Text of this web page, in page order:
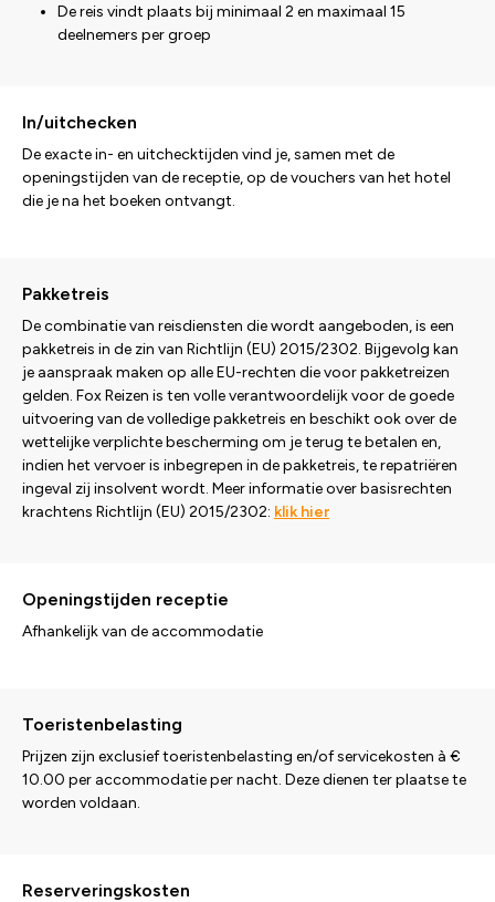
De reis vindt plaats bij minimaal 2 en maximaal 15
deelnemers per groep
In/uitchecken
De exacte in- en uitchecktijden vind je, samen met de
openingstijden van de receptie, op de vouchers van het hotel
die je na het boeken ontvangt.
Pakketreis
De combinatie van reisdiensten die wordt aangeboden, is een
pakketreis in de zin van Richtlijn (EU) 2015/2302. Bijgevolg kan
je aanspraak maken op alle EU-rechten die voor pakketreizen
gelden. Fox Reizen is ten volle verantwoordelijk voor de goede
uitvoering van de volledige pakketreis en beschikt ook over de
wettelijke verplichte bescherming om je terug te betalen en,
indien het vervoer is inbegrepen in de pakketreis, te repatriëren
ingeval zij insolvent wordt. Meer informatie over basisrechten
krachtens Richtlijn (EU) 2015/2302: klik hier
Openingstijden receptie
Afhankelijk van de accommodatie
Toeristenbelasting
Prijzen zijn exclusief toeristenbelasting en/of servicekosten à €
10.00 per accommodatie per nacht. Deze dienen ter plaatse te
worden voldaan.
Reserveringskosten